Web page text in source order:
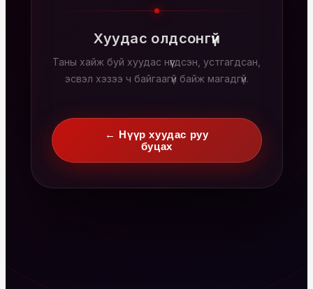
Хуудас олдсонгүй
Таны хайж буй хуудас нүүгдсэн, устгагдсан,
эсвэл хэзээ ч байгаагүй байж магадгүй.
← Нүүр хуудас руу
буцах